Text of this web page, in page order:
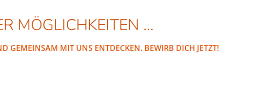
MÖGLICH­KEITEN ...
GEMEINSAM MIT UNS ENTDECKEN. BEWIRB DICH JETZT!